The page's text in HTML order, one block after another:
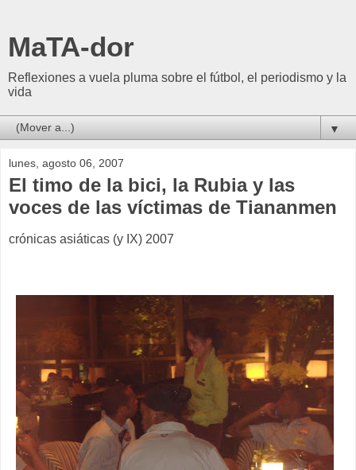
MaTA-dor
Reflexiones a vuela pluma sobre el fútbol, el periodismo y la
vida
▼
lunes, agosto 06, 2007
El timo de la bici, la Rubia y las
voces de las víctimas de Tiananmen
crónicas asiáticas (y IX) 2007